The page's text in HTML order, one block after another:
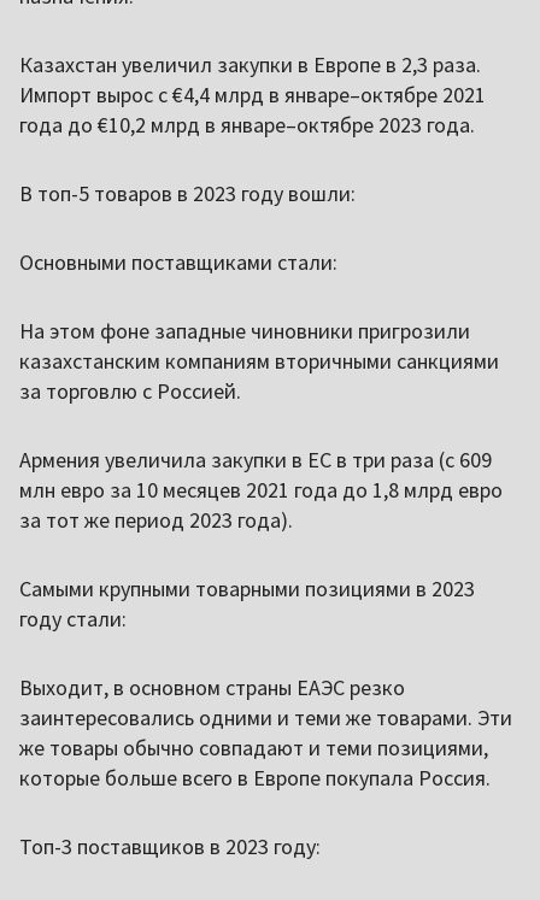
Казахстан увеличил закупки в Европе в 2,3 раза.
Импорт вырос с €4,4 млрд в январе–октябре 2021
года до €10,2 млрд в январе–октябре 2023 года.
В топ-5 товаров в 2023 году вошли:
Основными поставщиками стали:
На этом фоне западные чиновники пригрозили
казахстанским компаниям вторичными санкциями
за торговлю с Россией.
Армения увеличила закупки в ЕС в три раза (с 609
млн евро за 10 месяцев 2021 года до 1,8 млрд евро
за тот же период 2023 года).
Самыми крупными товарными позициями в 2023
году стали:
Выходит, в основном страны ЕАЭС резко
заинтересовались одними и теми же товарами. Эти
же товары обычно совпадают и теми позициями,
которые больше всего в Европе покупала Россия.
Топ-3 поставщиков в 2023 году: